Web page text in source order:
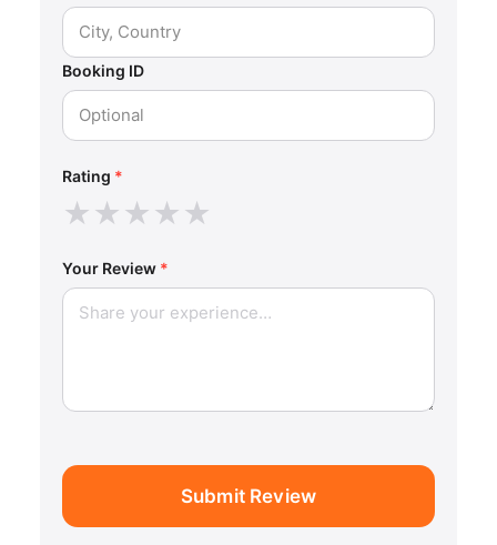
Booking ID
Rating *
★★★★★
Your Review *
Submit Review